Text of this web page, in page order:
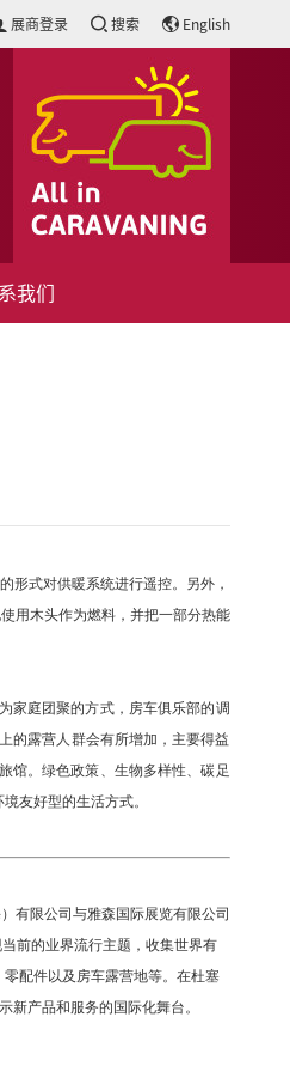
展商登录 搜索 English
我们
形式对供暖系统进行遥控。另外，
用木头作为燃料，并把一部分热能
家庭团聚的方式，房车俱乐部的调
的露营人群会有所增加，主要得益
馆。绿色政策、生物多样性、碳足
友好型的生活方式。
有限公司与雅森国际展览有限公司
前的业界流行主题，收集世界有
配件以及房车露营地等。在杜塞
产品和服务的国际化舞台。